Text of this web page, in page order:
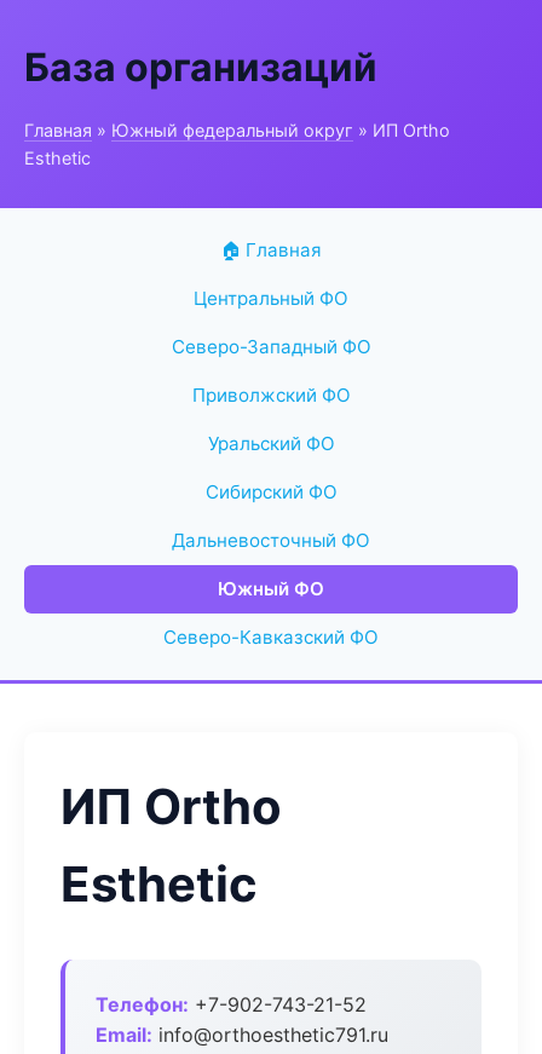
База организаций
Главная » Южный федеральный округ » ИП Ortho
Esthetic
🏠 Главная
Центральный ФО
Северо-Западный ФО
Приволжский ФО
Уральский ФО
Сибирский ФО
Дальневосточный ФО
Южный ФО
Северо-Кавказский ФО
ИП Ortho
Esthetic
Телефон: +7-902-743-21-52
Email: info@orthoesthetic791.ru